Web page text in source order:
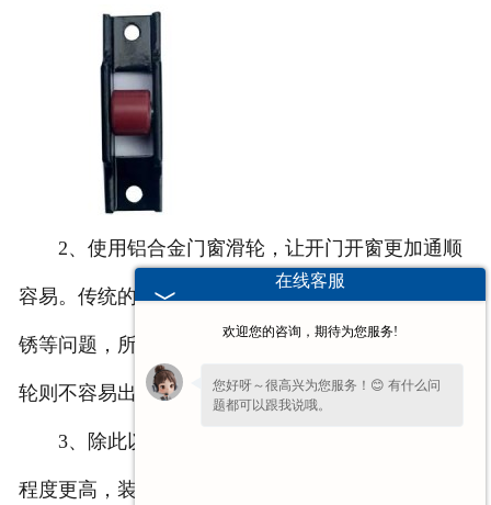
2、使用铝合金门窗滑轮，让开门开窗更加通顺
容易。传统的门窗滑轮因为表面不够光滑或者容易生
锈等问题，所以开窗很不容易，而使用铝合金门窗滑
轮则不容易出现这个问题。
3、除此以外，铝合金门窗滑轮更加时尚，美观
程度更高，装饰效果更好。
在线客服
欢迎您的咨询，期待为您服务!
您好呀～很高兴为您服务！😊 有什么问
题都可以跟我说哦。